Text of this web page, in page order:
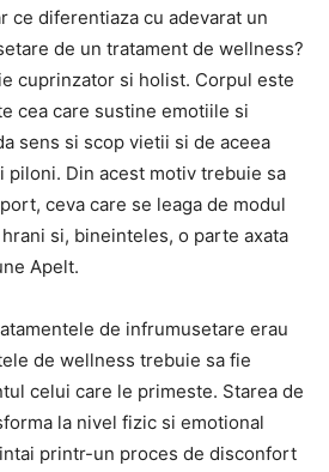
ce diferentiaza cu adevarat un
de un tratament de wellness?
cuprinzator si holist. Corpul este
cea care sustine emotiile si
sens si scop vietii si de aceea
Din acest motiv trebuie sa
ceva care se leaga de modul
si, bineinteles, o parte axata
Apelt.
de infrumusetare erau
de wellness trebuie sa fie
celui care le primeste. Starea de
la nivel fizic si emotional
printr-un proces de disconfort